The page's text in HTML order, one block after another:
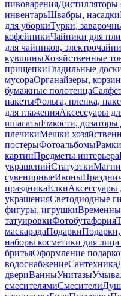
пивоварения
инвентарьШвабры, насадки
для уборкиТурки,
кофейникиЧайники для
для чайников,
кувшиныХозяйственные
прищепкиГладильные
мусораОрганайзеры,
бумажные полотенца
пакетыФольга, пленка,
для глаженияАксессуары
шпагатыЕмкости,
плечикиМешки
постерыФотоальбомы
картинПредметы интерьера
украшенийСтатуэтки
сувенирныеИконы
праздникаЕлкиАксессуары
украшенияСветодиодные
фигуры, игрушки
татуировкиФотобутафория
маскарадаПодарки
наборы косметики для лица
бритьяОформление
водоснабжениеСантехника
двериВанныУнитазы
смесителямиСмесители